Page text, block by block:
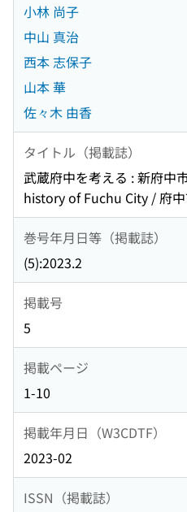
小林 尚子
中山 真治
西本 志保子
山本 華
佐々木 由香
タイトル（掲載誌）
武蔵府中を考える : 新府中
history of Fuchu City / 府
巻号年月日等（掲載誌）
(5):2023.2
掲載号
5
掲載ページ
1-10
掲載年月日（W3CDTF）
2023-02
ISSN（掲載誌）